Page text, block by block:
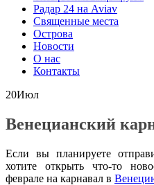
Радар 24 на Aviav
Священные места
Острова
Новости
О нас
Контакты
20Июл
Венецианский
Если вы планируете
хотите открыть что-то
феврале на карнавал в